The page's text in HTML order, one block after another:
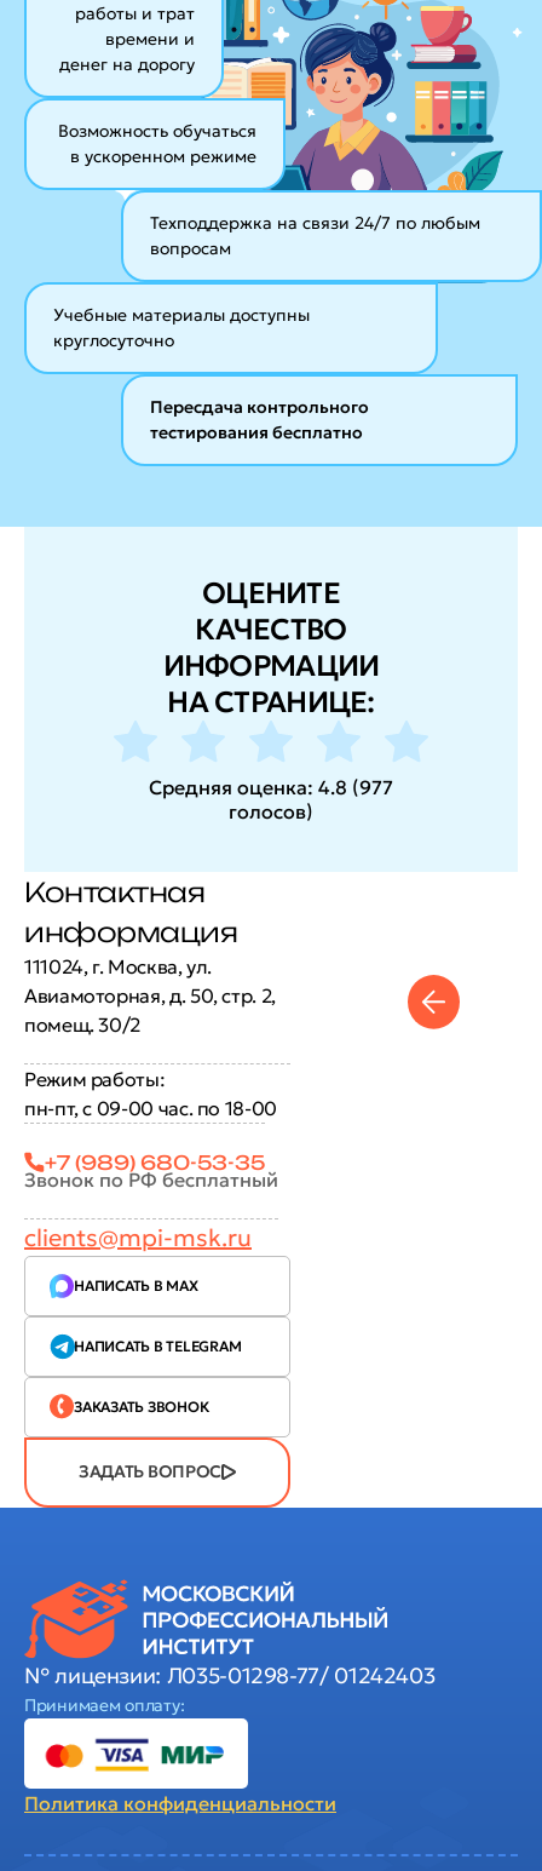
Возможность обучаться
в ускоренном режиме
работы и трат
времени и
денег на дорогу
Техподдержка на связи 24/7 по любым
вопросам
Учебные материалы доступны
круглосуточно
Пересдача контрольного
тестирования бесплатно
ОЦЕНИТЕ
КАЧЕСТВО
ИНФОРМАЦИИ
НА СТРАНИЦЕ:
Средняя оценка: 4.8 (977
голосов)
Контактная
информация
111024, г. Москва, ул.
Авиамоторная, д. 50, стр. 2,
помещ. 30/2
Режим работы:
пн-пт, с 09-00 час. по 18-00
+7 (989) 680-53-35
Звонок по РФ бесплатный
clients@mpi-msk.ru
НАПИСАТЬ В MAX
НАПИСАТЬ В TELEGRAM
ЗАКАЗАТЬ ЗВОНОК
ЗАДАТЬ ВОПРОС
№ лицензии: Л035-01298-77/ 01242403
Принимаем оплату:
Политика конфиденциальности